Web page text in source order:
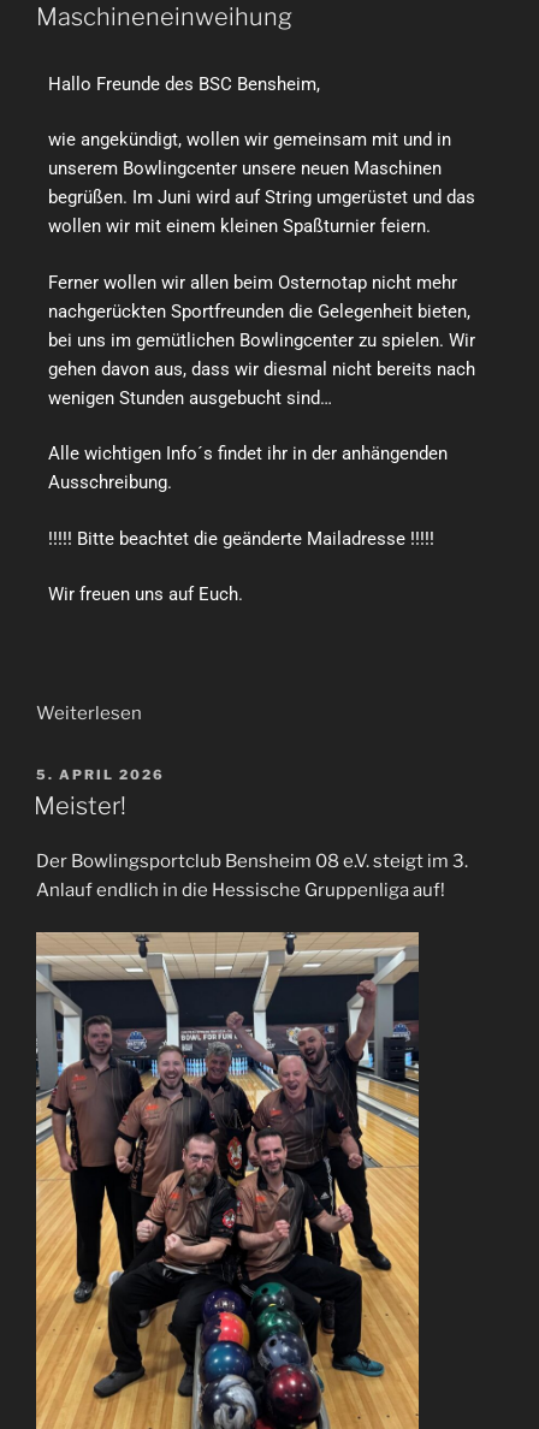
Maschineneinweihung
Hallo Freunde des BSC Bensheim,
wie angekündigt, wollen wir gemeinsam mit und in
unserem Bowlingcenter unsere neuen Maschinen
begrüßen. Im Juni wird auf String umgerüstet und das
wollen wir mit einem kleinen Spaßturnier feiern.
Ferner wollen wir allen beim Osternotap nicht mehr
nachgerückten Sportfreunden die Gelegenheit bieten,
bei uns im gemütlichen Bowlingcenter zu spielen. Wir
gehen davon aus, dass wir diesmal nicht bereits nach
wenigen Stunden ausgebucht sind…
Alle wichtigen Info´s findet ihr in der anhängenden
Ausschreibung.
!!!!! Bitte beachtet die geänderte Mailadresse !!!!!
Wir freuen uns auf Euch.
Weiterlesen
5. APRIL 2026
Meister!
Der Bowlingsportclub Bensheim 08 e.V. steigt im 3.
Anlauf endlich in die Hessische Gruppenliga auf!